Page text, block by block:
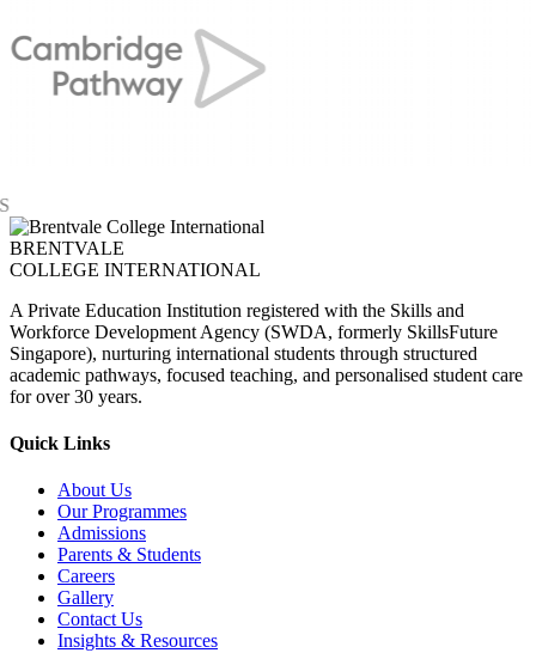
BRENTVALE
COLLEGE INTERNATIONAL
A Private Education Institution registered with the Skills and
Workforce Development Agency (SWDA, formerly SkillsFuture
Singapore), nurturing international students through structured
academic pathways, focused teaching, and personalised student care
for over 30 years.
Quick Links
About Us
Our Programmes
Admissions
Parents & Students
Careers
Gallery
Contact Us
Insights & Resources